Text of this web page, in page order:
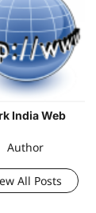
India Web
Author
All Posts